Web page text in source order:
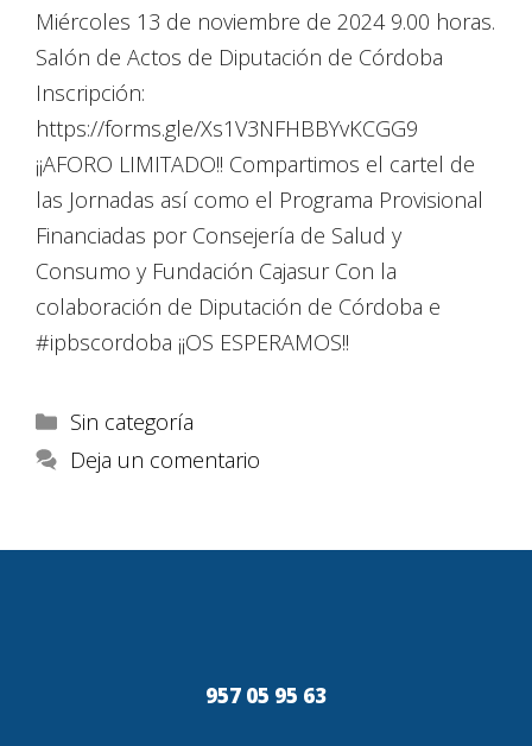
Miércoles 13 de noviembre de 2024 9.00 horas.
Salón de Actos de Diputación de Córdoba
Inscripción:
https://forms.gle/Xs1V3NFHBBYvKCGG9
¡¡AFORO LIMITADO!! Compartimos el cartel de
las Jornadas así como el Programa Provisional
Financiadas por Consejería de Salud y
Consumo y Fundación Cajasur Con la
colaboración de Diputación de Córdoba e
#ipbscordoba ¡¡OS ESPERAMOS!!
Sin categoría
Deja un comentario
957 05 95 63